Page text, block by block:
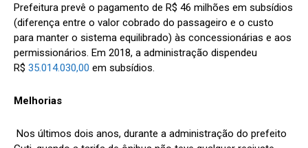
Prefeitura prevê o pagamento de R$ 46 milhões em subsídios
(diferença entre o valor cobrado do passageiro e o custo
para manter o sistema equilibrado) às concessionárias e aos
permissionários. Em 2018, a administração dispendeu
R$ 35.014.030,00 em subsídios.
Melhorias
Nos últimos dois anos, durante a administração do prefeito